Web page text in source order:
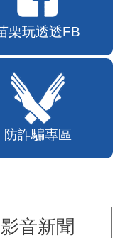
栗玩透透FB
防詐騙專區
影音新聞